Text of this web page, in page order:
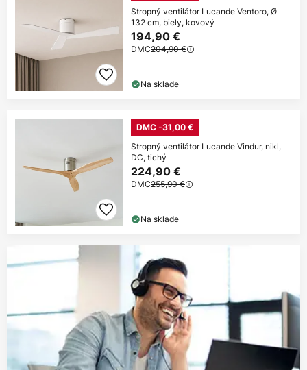
Stropný ventilátor Lucande Ventoro, Ø
132 cm, biely, kovový
194,90 €
DMC204,90 €
Na sklade
DMC -31,00 €
Stropný ventilátor Lucande Vindur, nikl,
DC, tichý
224,90 €
DMC255,90 €
Na sklade